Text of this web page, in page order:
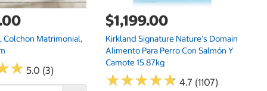
Colchon Matrimonial,
★
★ 5.0 (3)
$1,199.00
Kirkland Signature Nature's Domain
Alimento Para Perro Con Salmón Y
Camote 15.87kg
★★★★★
★★★★★ 4.7 (1107)